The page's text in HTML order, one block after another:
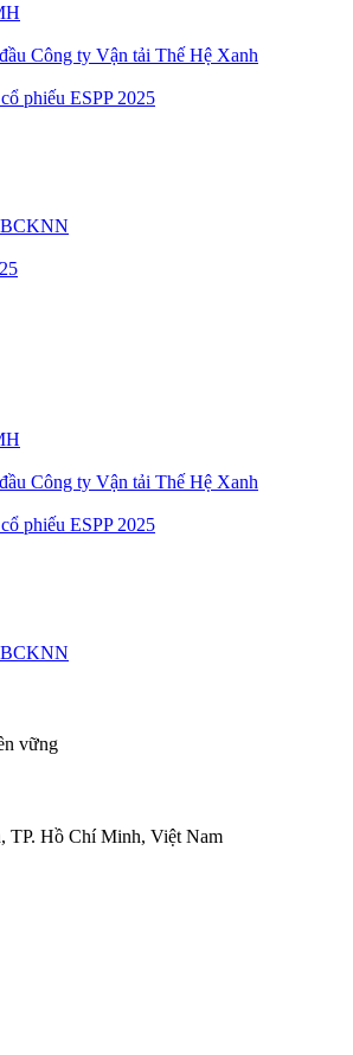
Công ty Vận tải Thế Hệ Xanh
phiếu ESPP 2025
Công ty Vận tải Thế Hệ Xanh
phiếu ESPP 2025
vững
TP. Hồ Chí Minh, Việt Nam